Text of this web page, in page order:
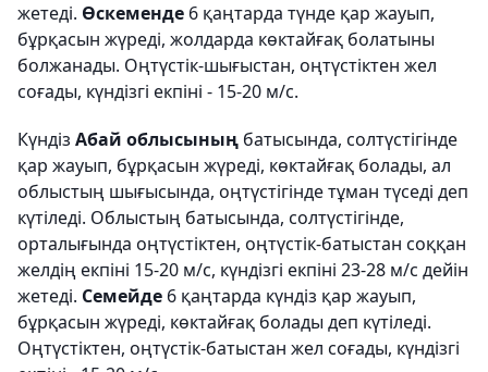
жетеді. Өскеменде 6 қаңтарда түнде қар жауып,
бұрқасын жүреді, жолдарда көктайғақ болатыны
болжанады. Оңтүстік-шығыстан, оңтүстіктен жел
соғады, күндізгі екпіні - 15-20 м/с.
Күндіз Абай облысының батысында, солтүстігінде
қар жауып, бұрқасын жүреді, көктайғақ болады, ал
облыстың шығысында, оңтүстігінде тұман түседі деп
күтіледі. Облыстың батысында, солтүстігінде,
орталығында оңтүстіктен, оңтүстік-батыстан соққан
желдің екпіні 15-20 м/с, күндізгі екпіні 23-28 м/с дейін
жетеді. Семейде 6 қаңтарда күндіз қар жауып,
бұрқасын жүреді, көктайғақ болады деп күтіледі.
Оңтүстіктен, оңтүстік-батыстан жел соғады, күндізгі